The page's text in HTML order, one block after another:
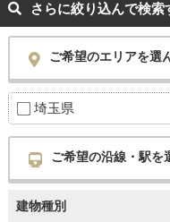
さらに絞り込んで検索
ご希望のエリアを選
埼玉県
ご希望の沿線・駅を
建物種別